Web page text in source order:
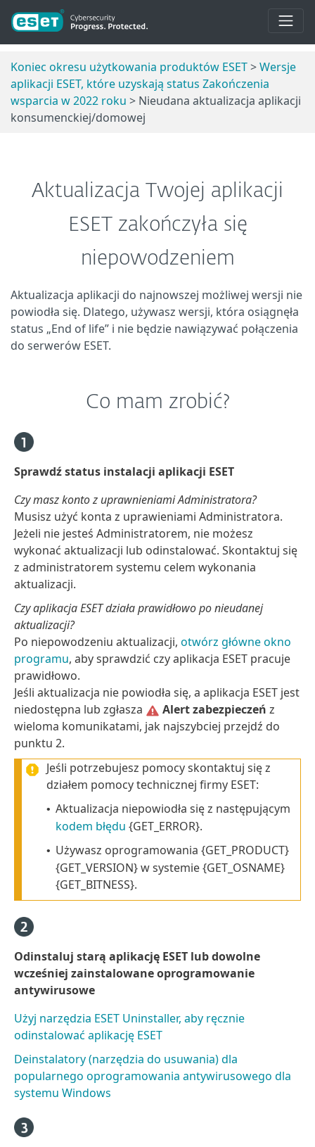
Koniec okresu użytkowania produktów ESET>Wersje
aplikacji ESET, które uzyskają status Zakończenia
wsparcia w 2022 roku > Nieudana aktualizacja aplikacji
konsumenckiej/domowej
Aktualizacja Twojej aplikacji
ESET zakończyła się
niepowodzeniem
Aktualizacja aplikacji do najnowszej możliwej wersji nie
powiodła się. Dlatego, używasz wersji, która osiągnęła
status „End of life” i nie będzie nawiązywać połączenia
do serwerów ESET.
Co mam zrobić?
Sprawdź status instalacji aplikacji ESET
Czy masz konto z uprawnieniami Administratora?
Musisz użyć konta z uprawieniami Administratora.
Jeżeli nie jesteś Administratorem, nie możesz
wykonać aktualizacji lub odinstalować. Skontaktuj się
z administratorem systemu celem wykonania
aktualizacji.
Czy aplikacja ESET działa prawidłowo po nieudanej
aktualizacji?
Po niepowodzeniu aktualizacji, otwórz główne okno
programu, aby sprawdzić czy aplikacja ESET pracuje
prawidłowo.
Jeśli aktualizacja nie powiodła się, a aplikacja ESET jest
niedostępna lub zgłasza
Alert zabezpieczeń z
wieloma komunikatami, jak najszybciej przejdź do
punktu 2.
Jeśli potrzebujesz pomocy skontaktuj się z
działem pomocy technicznej firmy ESET:
• Aktualizacja niepowiodła się z następującym
kodem błędu {GET_ERROR}.
• Używasz oprogramowania {GET_PRODUCT}
{GET_VERSION} w systemie {GET_OSNAME}
{GET_BITNESS}.
Odinstaluj starą aplikację ESET lub dowolne
wcześniej zainstalowane oprogramowanie
antywirusowe
Użyj narzędzia ESET Uninstaller, aby ręcznie
odinstalować aplikację ESET
Deinstalatory (narzędzia do usuwania) dla
popularnego oprogramowania antywirusowego dla
systemu Windows